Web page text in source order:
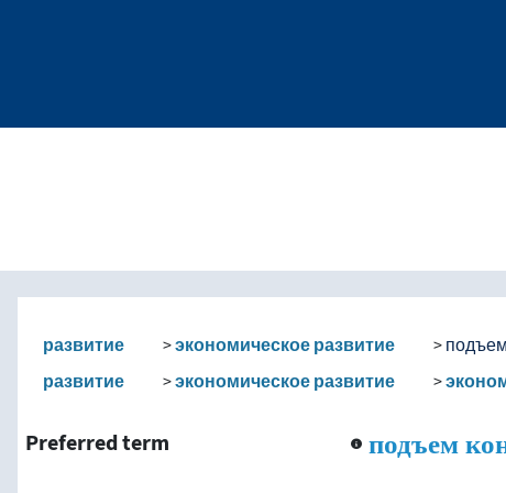
traverse vocabulary
развитие экономическое развитие
развитие экономическое развитие
Preferred term подъем